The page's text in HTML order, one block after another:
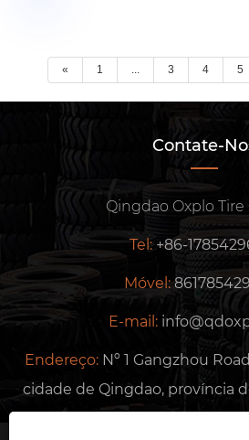
« 1 ... 3 4 5
Contate-
Qingdao Oxplo Tire
Tel: +86-
Móvel:
E-mail:
Endereço: Nº 1 Gangzhou
cidade de Qingdao, província